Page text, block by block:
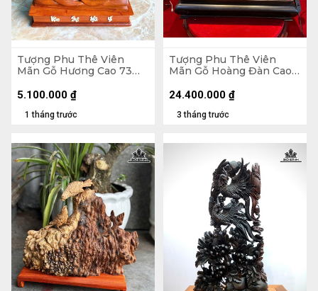
Tượng Phu Thê Viên
Mãn Gỗ Hương Cao 73
1 tháng trước
5.100.000 ₫
Tượng Phu Thê Viên
Mãn Gỗ Hoàng Đàn Cao
Tủ Cao 60 Ngang 55 Sâu
3 tháng trước
24.400.000 ₫